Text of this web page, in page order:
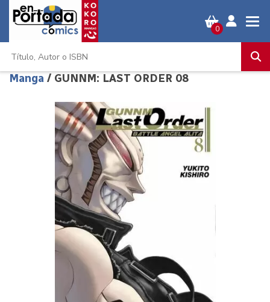
0
Manga / GUNNM: LAST ORDER 08